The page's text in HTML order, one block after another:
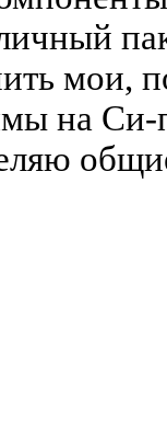
мои,
на Си-